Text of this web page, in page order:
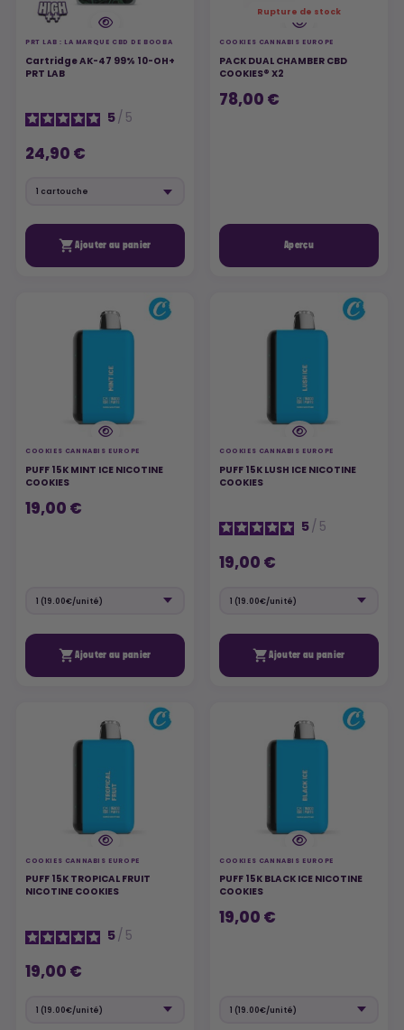
PRT LAB : LA MARQUE CBD DE BOOBA
Cartridge AK-47 99% 10-OH+
PRT LAB
5/ 5
24,90 €
Ajouter au panier
Rupture de stock
COOKIES CANNABIS EUROPE
PACK DUAL CHAMBER CBD
COOKIES® X2
78,00 €
Aperçu
COOKIES CANNABIS EUROPE
PUFF 15K MINT ICE NICOTINE
COOKIES
19,00 €
Ajouter au panier
COOKIES CANNABIS EUROPE
PUFF 15K LUSH ICE NICOTINE
COOKIES
5/ 5
19,00 €
Ajouter au panier
COOKIES CANNABIS EUROPE
PUFF 15K TROPICAL FRUIT
NICOTINE COOKIES
5/ 5
19,00 €
COOKIES CANNABIS EUROPE
PUFF 15K BLACK ICE NICOTINE
COOKIES
19,00 €